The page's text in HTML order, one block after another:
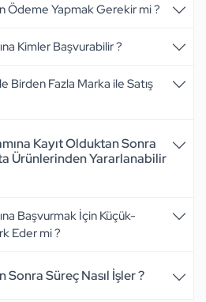
Ödeme Yapmak Gerekir mi ?
Kimler Başvurabilir ?
Birden Fazla Marka ile Satış
Kayıt Olduktan Sonra
Ürünlerinden Yararlanabilir
Başvurmak İçin Küçük-
Eder mi ?
Süreç Nasıl İşler ?